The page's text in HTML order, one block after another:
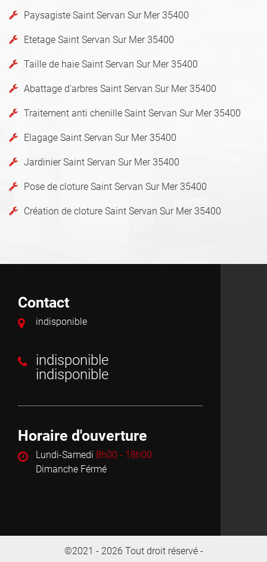
Paysagiste Saint Servan Sur Mer 35400
Etetage Saint Servan Sur Mer 35400
Taille de haie Saint Servan Sur Mer 35400
Abattage d'arbres Saint Servan Sur Mer 35400
Traitement anti chenille Saint Servan Sur Mer 35400
Elagage Saint Servan Sur Mer 35400
Jardinier Saint Servan Sur Mer 35400
Pose de cloture Saint Servan Sur Mer 35400
Création de cloture Saint Servan Sur Mer 35400
Contact
indisponible
indisponible
indisponible
Horaire d'ouverture
Lundi-Samedi 8h00 - 18h00
Dimanche Férmé
©2021 - 2026 Tout droit réservé -